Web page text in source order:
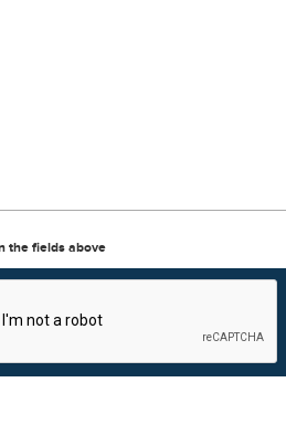
the fields above